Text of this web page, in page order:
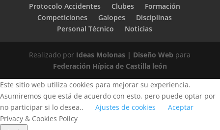
Protocolo Accidentes
Clubes
Formación
Competiciones
Galopes
Disciplinas
Personal Técnico
Noticias
Realizado por Ideas Molonas | Diseño Web para
Federación Hípica de Castilla león
Este sitio web utiliza cookies para mejorar su experiencia.
Asumiremos que está de acuerdo con esto, pero puede optar por
no participar si lo desea..
Ajustes de cookies
Aceptar
Privacy & Cookies Policy